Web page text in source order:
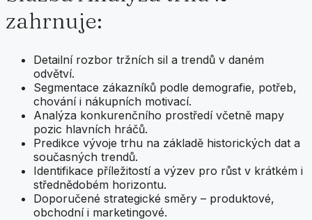
zahrnuje:
Detailní rozbor tržních sil a trendů v daném
odvětví.
Segmentace zákazníků podle demografie, potřeb,
chování i nákupních motivací.
Analýza konkurenčního prostředí včetně mapy
pozic hlavních hráčů.
Predikce vývoje trhu na základě historických dat a
současných trendů.
Identifikace příležitostí a výzev pro růst v krátkém i
střednědobém horizontu.
Doporučené strategické směry – produktové,
obchodní i marketingové.